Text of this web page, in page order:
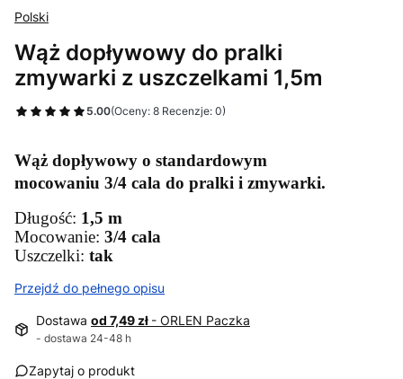
Polski
Wąż dopływowy do pralki
zmywarki z uszczelkami 1,5m
5.00(Oceny: 8 Recenzje: 0)
Wąż dopływowy o standardowym
mocowaniu 3/4 cala do pralki i zmywarki.
Długość: 1,5 m
Mocowanie: 3/4 cala
Uszczelki: tak
Przejdź do pełnego opisu
Dostawa od 7,49 zł - ORLEN Paczka
- dostawa 24-48 h
Zapytaj o produkt